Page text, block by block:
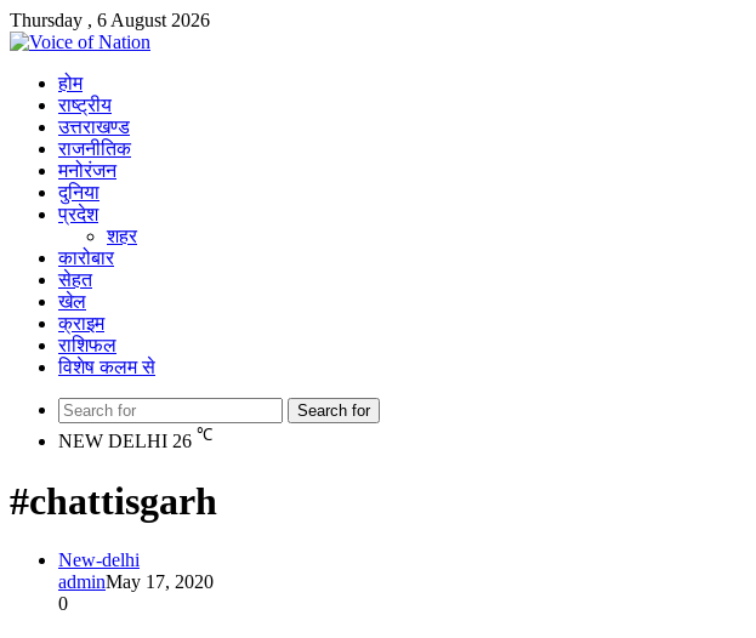
Thursday , 6 August 2026
होम
राष्ट्रीय
उत्तराखण्ड
राजनीतिक
मनोरंजन
दुनिया
प्रदेश
शहर
कारोबार
सेहत
खेल
क्राइम
राशिफल
विशेष कलम से
Search for
NEW DELHI 26 ℃
#chattisgarh
New-delhi
adminMay 17, 2020
0